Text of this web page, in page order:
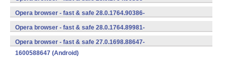
1700590386 (Android)
Opera browser - fast & safe 28.0.1764.90386-
1600590386 (Android)
Opera browser - fast & safe 28.0.1764.89981-
1600589981 (Android)
Opera browser - fast & safe 27.0.1698.88647-
1600588647 (Android)